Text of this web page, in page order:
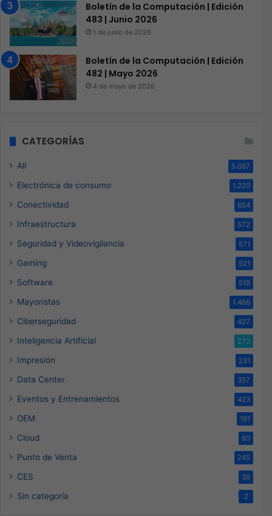
Boletín de la Computación | Edición
483 | Junio 2026
1 de junio de 2026
Boletín de la Computación | Edición
482 | Mayo 2026
4 de mayo de 2026
CATEGORÍAS
All 5.087
Electrónica de consumo 1.220
Conectividad 654
Infraestructura 572
Seguridad y Videovigilancia 571
Gaming 521
Software 519
Mayoristas 1.466
Ciberseguridad 427
Inteligencia Artificial 272
Impresión 231
Data Center 357
Eventos y Entrenamientos 423
OEM 191
Cloud 80
Punto de Venta 245
CES 39
Sin categoría 2